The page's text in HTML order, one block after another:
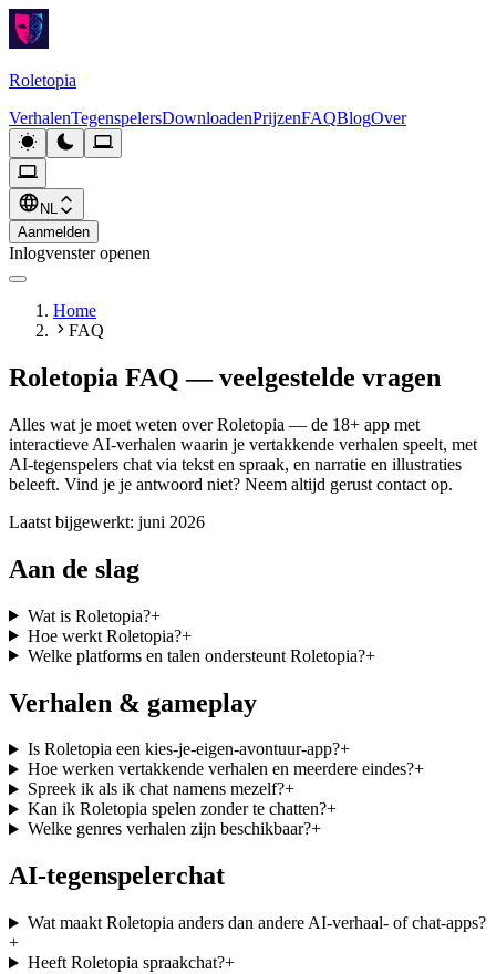
Roletopia
VerhalenTegenspelersDownloadenPrijzenFAQBlogOver
NL
Aanmelden
Inlogvenster openen
Home
FAQ
Roletopia FAQ — veelgestelde vragen
Alles wat je moet weten over Roletopia — de 18+ app met
interactieve AI-verhalen waarin je vertakkende verhalen speelt, met
AI-tegenspelers chat via tekst en spraak, en narratie en illustraties
beleeft. Vind je je antwoord niet? Neem altijd gerust contact op.
Laatst bijgewerkt: juni 2026
Aan de slag
Wat is Roletopia?+
Hoe werkt Roletopia?+
Welke platforms en talen ondersteunt Roletopia?+
Verhalen & gameplay
Is Roletopia een kies-je-eigen-avontuur-app?+
Hoe werken vertakkende verhalen en meerdere eindes?+
Spreek ik als ik chat namens mezelf?+
Kan ik Roletopia spelen zonder te chatten?+
Welke genres verhalen zijn beschikbaar?+
AI-tegenspelerchat
Wat maakt Roletopia anders dan andere AI-verhaal- of chat-apps?
+
Heeft Roletopia spraakchat?+